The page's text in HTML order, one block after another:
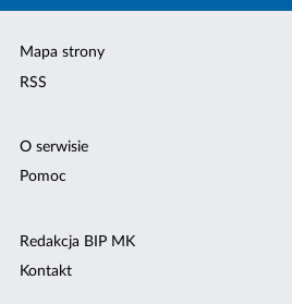
Mapa strony
RSS
O serwisie
Pomoc
Redakcja BIP MK
Kontakt